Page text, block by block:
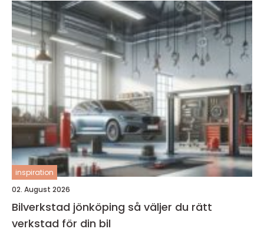
inspiration
02. August 2026
Bilverkstad jönköping så väljer du rätt
verkstad för din bil